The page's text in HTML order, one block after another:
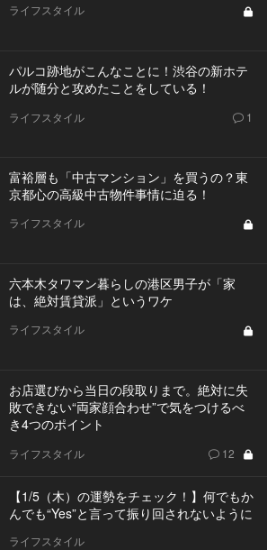
ライフスタイル
パルコ跡地がこんなことに！渋谷の新ホテ
ルが随分と攻めたことをしている！
ライフスタイル 1
富裕層も「中古マンション」を買うの？東
京都心の高級中古物件事情に迫る！
ライフスタイル
六本木タワマン暮らしの港区男子が「家
は、絶対賃貸派」というワケ
ライフスタイル
お店選びから当日の段取りまで。絶対に失
敗できない“両家顔合わせ”で気をつけるべ
き4つのポイント
ライフスタイル 12
【1/5（木）の運勢をチェック！】何でもか
んでも“Yes”と言って振り回されないように
ライフスタイル